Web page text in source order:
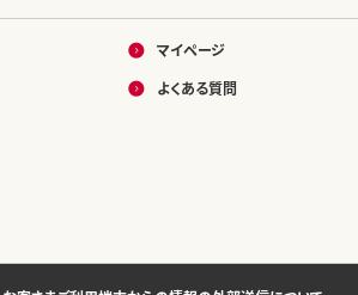
マイページ
よくある質問